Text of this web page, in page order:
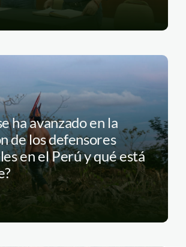
ha avanzado en la
de los defensores
en el Perú y qué está